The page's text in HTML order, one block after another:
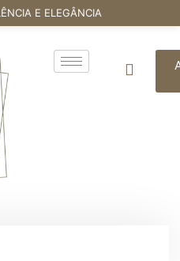
E ELEGÂNCIA